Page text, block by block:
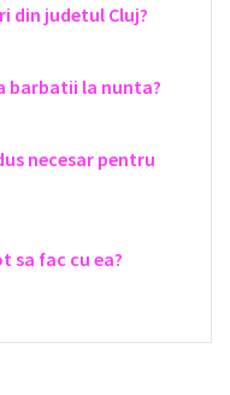
din judetul Cluj?
barbatii la nunta?
necesar pentru
sa fac cu ea?